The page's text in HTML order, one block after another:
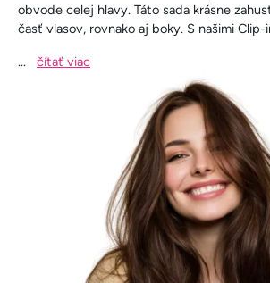
obvode celej hlavy. Táto sada krásne
časť vlasov, rovnako aj boky. S našimi
... čítať viac